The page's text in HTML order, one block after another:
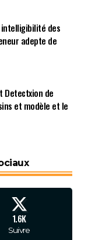
intelligibilité des
adepte de
Detectxion de
et modèle et le
1.6K
Suivre